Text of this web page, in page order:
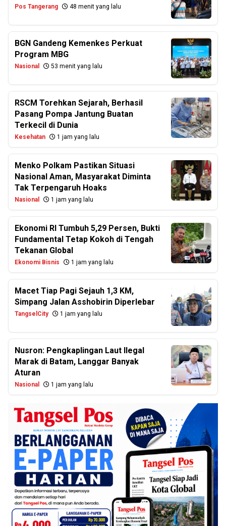
Pos Tangerang 48 menit yang lalu
BGN Gandeng Kemenkes Perkuat
Program MBG
Nasional 53 menit yang lalu
RSCM Torehkan Sejarah, Berhasil
Pasang Pompa Jantung Buatan
Terkecil di Dunia
Kesehatan 1 jam yang lalu
Menko Polkam Pastikan Situasi
Nasional Aman, Masyarakat Diminta
Tak Terpengaruh Hoaks
Nasional 1 jam yang lalu
Ekonomi RI Tumbuh 5,29 Persen, Bukti
Fundamental Tetap Kokoh di Tengah
Tekanan Global
Ekonomi Bisnis 1 jam yang lalu
Macet Tiap Pagi Sejauh 1,3 KM,
Simpang Jalan Asshobirin Diperlebar
TangselCity 1 jam yang lalu
Nusron: Pengkaplingan Laut Ilegal
Marak di Batam, Langgar Banyak
Aturan
Nasional 1 jam yang lalu